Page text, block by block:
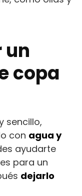
un
copa
sencillo,
con agua y
ayudarte
para un
dejarlo